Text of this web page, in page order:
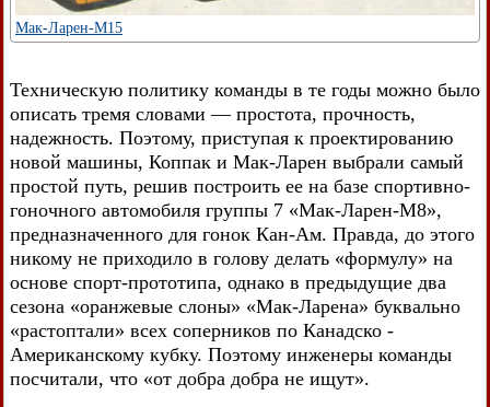
Мак-Ларен-М15
Техническую политику команды в те годы можно было
описать тремя словами — простота, прочность,
надежность. Поэтому, приступая к проектированию
новой машины, Коппак и Мак-Ларен выбрали самый
простой путь, решив построить ее на базе спортивно-
гоночного автомобиля группы 7 «Мак-Ларен-М8»,
предназначенного для гонок Кан-Ам. Правда, до этого
никому не приходило в голову делать «формулу» на
основе спорт-прототипа, однако в предыдущие два
сезона «оранжевые слоны» «Мак-Ларена» буквально
«растоптали» всех соперников по Канадско -
Американскому кубку. Поэтому инженеры команды
посчитали, что «от добра добра не ищут».